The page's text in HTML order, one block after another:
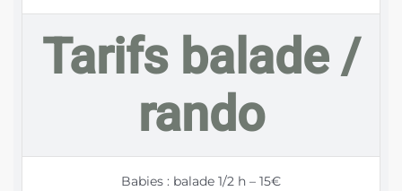
Tarifs balade /
rando
Babies : balade 1/2 h – 15€